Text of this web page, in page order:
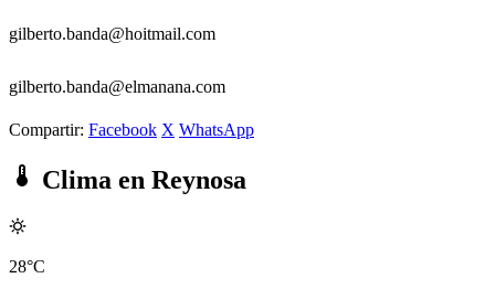
gilberto.banda@hoitmail.com
gilberto.banda@elmanana.com
Compartir: Facebook X WhatsApp
Clima en Reynosa
28°C